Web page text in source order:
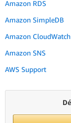
Amazon RDS
Amazon SimpleDB
Amazon CloudWatch
Amazon SNS
AWS Support